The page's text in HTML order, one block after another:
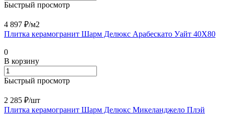
Быстрый просмотр
4 897 ₽/м2
Плитка керамогранит Шарм Делюкс Арабескато Уайт 40X80
0
В корзину
Быстрый просмотр
2 285 ₽/шт
Плитка керамогранит Шарм Делюкс Микеланджело Плэй